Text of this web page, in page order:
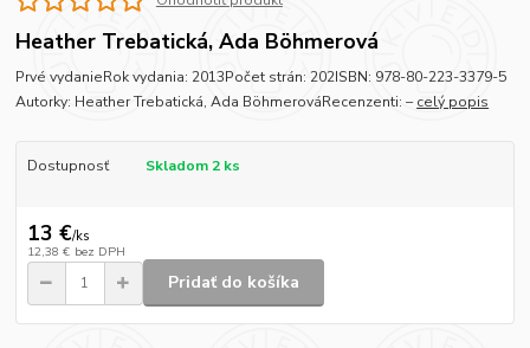
Heather Trebatická, Ada Böhmerová
Prvé vydanieRok vydania: 2013Počet strán: 202ISBN: 978-80-223-3379-5
Autorky: Heather Trebatická, Ada BöhmerováRecenzenti: – celý popis
Dostupnosť Skladom 2 ks
13 €/ks
12,38 € bez DPH
Pridať do košíka